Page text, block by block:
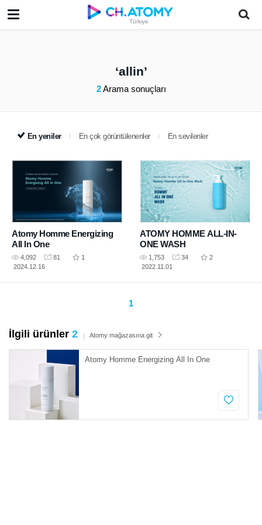
Türkiye
allin
2Arama sonuçları
En yeniler En çok görüntülenenler En sevilenler
Atomy Homme Energizing
All In One
4,092 81
1
2024.12.16
ATOMY HOMME ALL-IN-
ONE WASH
1,753 34
2
2022.11.01
1
İlgili ürünler 2 Atomy mağazasına git
Atomy Homme Energizing All In One